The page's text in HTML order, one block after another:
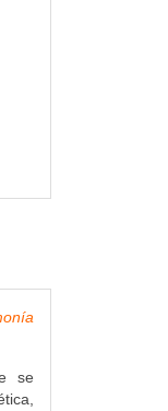
se